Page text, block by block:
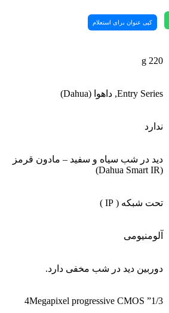
کپی عنوان برای استعلام
220 g
Entry Series, داهوا (Dahua)
ندارد
دید در شب سیاه و سفید – مادون قرمز
(Dahua Smart IR)
تحت شبکه ( IP )
آلومنیومی
دوربین دید در شب مخفی دارد.
1/3” 4Megapixel progressive CMOS